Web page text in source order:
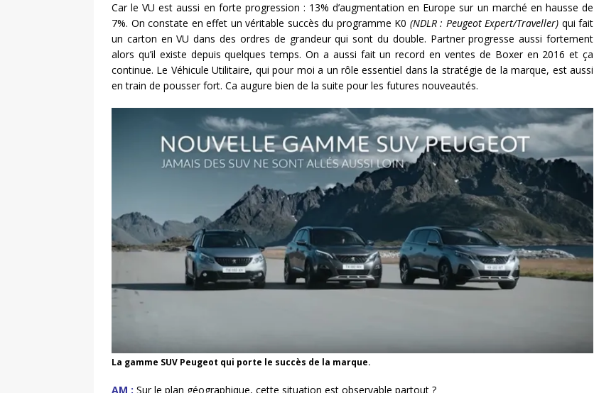
Car le VU est aussi en forte progression : 13% d’augmentation en Europe sur un marché en hausse de
7%. On constate en effet un véritable succès du programme K0 (NDLR : Peugeot Expert/Traveller) qui fait
un carton en VU dans des ordres de grandeur qui sont du double. Partner progresse aussi fortement
alors qu’il existe depuis quelques temps. On a aussi fait un record en ventes de Boxer en 2016 et ça
continue. Le Véhicule Utilitaire, qui pour moi a un rôle essentiel dans la stratégie de la marque, est aussi
en train de pousser fort. Ca augure bien de la suite pour les futures nouveautés.
La gamme SUV Peugeot qui porte le succès de la marque.
AM : Sur le plan géographique, cette situation est observable partout ?